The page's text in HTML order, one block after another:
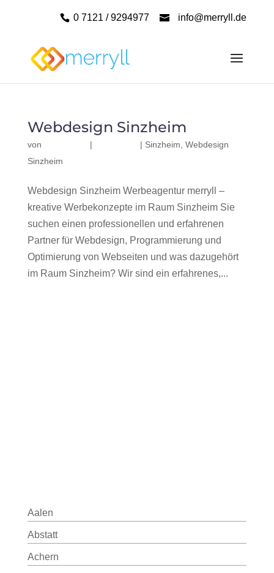
0 7121 / 9294977 info@merryll.de
Webdesign Sinzheim
von | | Sinzheim Webdesign
Sinzheim
Webdesign Sinzheim Werbeagentur merryll –
kreative Werbekonzepte im Raum Sinzheim Sie
suchen einen professionellen und erfahrenen
Partner für Webdesign, Programmierung und
Optimierung von Webseiten und was dazugehört
im Raum Sinzheim? Wir sind ein erfahrenes,...
Aalen
Abstatt
Achern